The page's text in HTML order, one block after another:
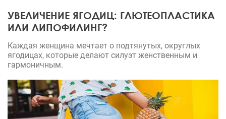
УВЕЛИЧЕНИЕ ЯГОДИЦ: ГЛЮТЕОПЛАСТИКА
ИЛИ ЛИПОФИЛИНГ?
Каждая женщина мечтает о подтянутых, округлых
ягодицах, которые делают силуэт женственным и
гармоничным.